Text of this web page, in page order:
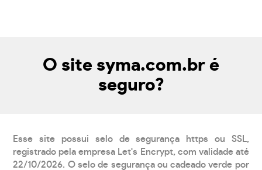
O site syma.com.br é
seguro?
Esse site possui selo de segurança https ou SSL,
registrado pela empresa Let's Encrypt, com validade até
22/10/2026. O selo de segurança ou cadeado verde por